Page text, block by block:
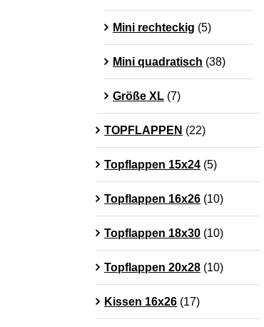
Mini rechteckig (5)
Mini quadratisch (38)
Größe XL (7)
TOPFLAPPEN (22)
Topflappen 15x24 (5)
Topflappen 16x26 (10)
Topflappen 18x30 (10)
Topflappen 20x28 (10)
Kissen 16x26 (17)